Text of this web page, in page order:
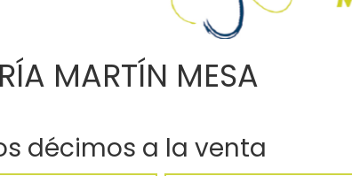
MARTÍN MESA
décimos a la venta